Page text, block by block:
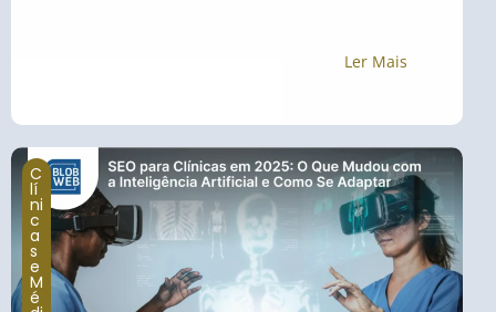
Ler Mais
C
lí
ni
c
a
s
e
M
é